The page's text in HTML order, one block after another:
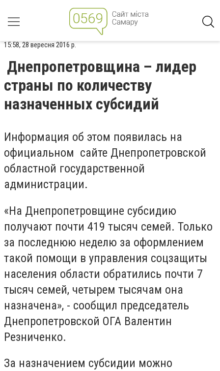
15:58, 28 вересня 2016 р.
Днепропетровщина – лидер
страны по количеству
назначенных субсидий
Информация об этом появилась на
официальном сайте Днепропетровской
областной государственной
администрации.
«На Днепропетровщине субсидию
получают почти 419 тысяч семей. Только
за последнюю неделю за оформлением
такой помощи в управления соцзащиты
населения области обратились почти 7
тысяч семей, четырем тысячам она
назначена», - сообщил председатель
Днепропетровской ОГА Валентин
Резниченко.
За назначением субсидии можно